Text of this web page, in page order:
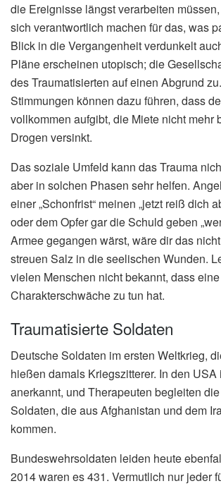
die Ereignisse längst verarbeiten
sich verantwortlich machen für das, was
Blick in die Vergangenheit verdunkelt
Pläne erscheinen utopisch; die
des Traumatisierten auf einen Abgrund
Stimmungen können dazu führen, dass
vollkommen aufgibt, die Miete nicht mehr
Drogen versinkt.
Das soziale Umfeld kann das Trauma
aber in solchen Phasen sehr helfen.
einer „Schonfrist“ meinen „jetzt reiß dich
oder dem Opfer gar die Schuld geben
Armee gegangen wärst, wäre dir das
streuen Salz in die seelischen Wunden.
vielen Menschen nicht bekannt, dass
Charakterschwäche zu tun hat.
Traumatisierte Soldaten
Deutsche Soldaten im ersten Weltkrieg,
hießen damals Kriegszitterer. In den USA
anerkannt, und Therapeuten begleiten
Soldaten, die aus Afghanistan und dem
kommen.
Bundeswehrsoldaten leiden heute
2014 waren es 431. Vermutlich nur jeder